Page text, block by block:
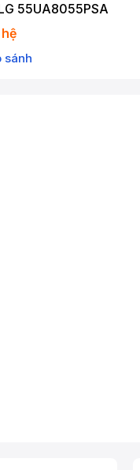
55UA8055PSA
sánh